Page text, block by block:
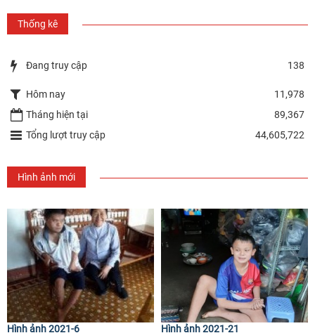
Thống kê
Đang truy cập 138
Hôm nay
11,978
Tháng hiện tại
89,367
Tổng lượt truy cập
44,605,722
Hình ảnh mới
Hình ảnh 2021-6 Hình ảnh 2021-21